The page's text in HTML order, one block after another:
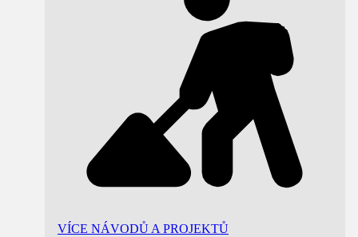
VÍCE NÁVODŮ A PROJEKTŮ